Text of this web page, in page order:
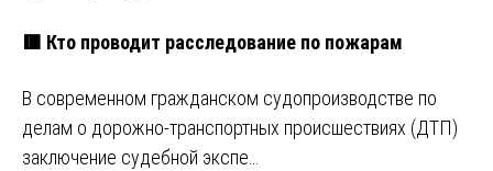
🟥 Кто проводит расследование по пожарам
В современном гражданском судопроизводстве по
делам о дорожно-транспортных происшествиях (ДТП)
заключение судебной экспе…